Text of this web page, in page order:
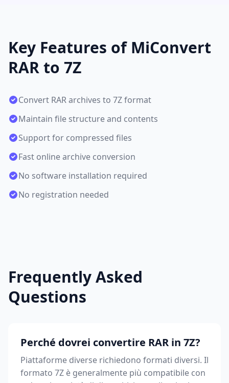
Key Features of MiConvert
RAR to 7Z
Convert RAR archives to 7Z format
Maintain file structure and contents
Support for compressed files
Fast online archive conversion
No software installation required
No registration needed
Frequently Asked
Questions
Perché dovrei convertire RAR in 7Z?
Piattaforme diverse richiedono formati diversi. Il
formato 7Z è generalmente più compatibile con